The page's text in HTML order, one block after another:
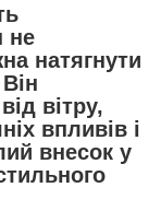
не
натягнути
вітру,
впливів і
внесок у